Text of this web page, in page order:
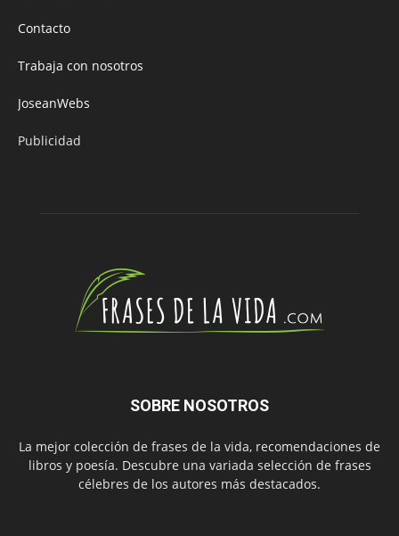
Contacto
Trabaja con nosotros
JoseanWebs
Publicidad
SOBRE NOSOTROS
La mejor colección de frases de la vida, recomendaciones de
libros y poesía. Descubre una variada selección de frases
célebres de los autores más destacados.